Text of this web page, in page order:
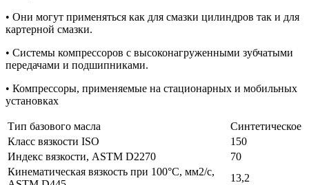
• Они могут применяться как для смазки цилиндров так и для
картерной смазки.
• Системы компрессоров с высоконагруженными зубчатыми
передачами и подшипниками.
• Компрессоры, применяемые на стационарных и мобильных
установках
Тип базового масла
Синтетическое
Класс вязкости ISO
150
Индекс вязкости, ASTM D2270
70
Кинематическая вязкость при 100°C, мм2/с,
13,2